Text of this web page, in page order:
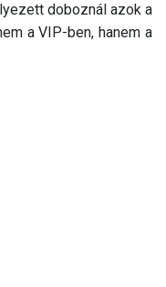
doboznál azok a
a VIP-ben, hanem a